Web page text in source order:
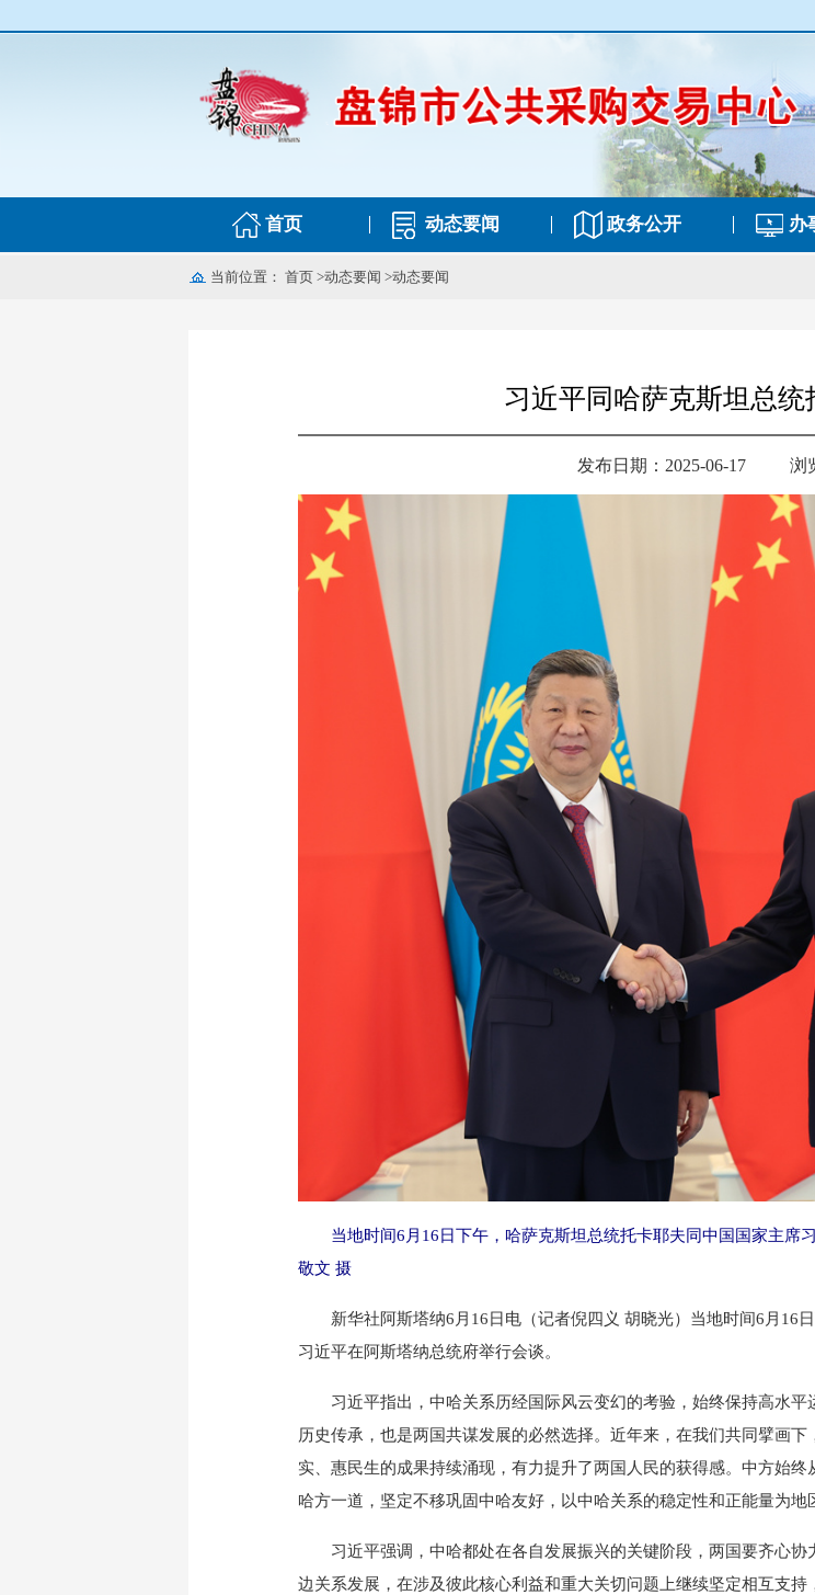
首页 动态要闻 政务公开 办
当前位置： 首页 >动态要闻 >动态要闻
习近平同哈萨克斯坦总统
发布日期：2025-06-17 浏
当地时间6月16日下午，哈萨克斯坦总统托卡耶夫同中国国家主席
敬文 摄
新华社阿斯塔纳6月16日电（记者倪四义 胡晓光）当地时间6月16
习近平在阿斯塔纳总统府举行会谈。
习近平指出，中哈关系历经国际风云变幻的考验，始终保持高水平
历史传承，也是两国共谋发展的必然选择。近年来，在我们共同擘画
实、惠民生的成果持续涌现，有力提升了两国人民的获得感。中方始
哈方一道，坚定不移巩固中哈友好，以中哈关系的稳定性和正能量为地
习近平强调，中哈都处在各自发展振兴的关键阶段，两国要齐心协
边关系发展，在涉及彼此核心利益和重大关切问题上继续坚定相互支